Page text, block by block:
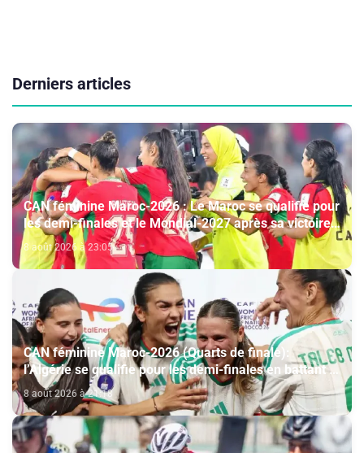
Derniers articles
CAN féminine Maroc-2026 : Le Maroc se qualifie pour
les demi-finales et le Mondial-2027 après sa victoire
face à l’Afrique du Sud (2-1)
8 août 2026 à 23:05
CAN féminine Maroc-2026 (Quarts de finale):
l’Algérie se qualifie pour les demi-finales en battant la
Côte d’Ivoire (2-1)
8 août 2026 à 21:18